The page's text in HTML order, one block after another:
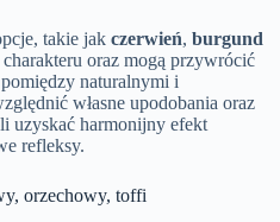
takie jak czerwień, burgund
charakteru oraz mogą przywrócić
naturalnymi i
własne upodobania oraz
uzyskać harmonijny efekt
refleksy.
orzechowy, toffi